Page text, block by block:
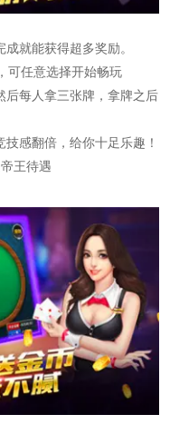
就能获得超多奖励。
可任意选择开始畅玩
后每人拿三张牌，拿牌之后
感翻倍，给你十足乐趣！
王待遇